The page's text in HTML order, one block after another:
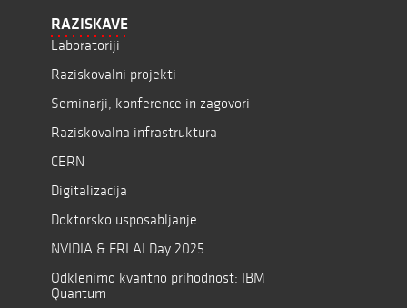
RAZISKAVE
Laboratoriji
Raziskovalni projekti
Seminarji, konference in zagovori
Raziskovalna infrastruktura
CERN
Digitalizacija
Doktorsko usposabljanje
NVIDIA & FRI AI Day 2025
Odklenimo kvantno prihodnost: IBM
Quantum